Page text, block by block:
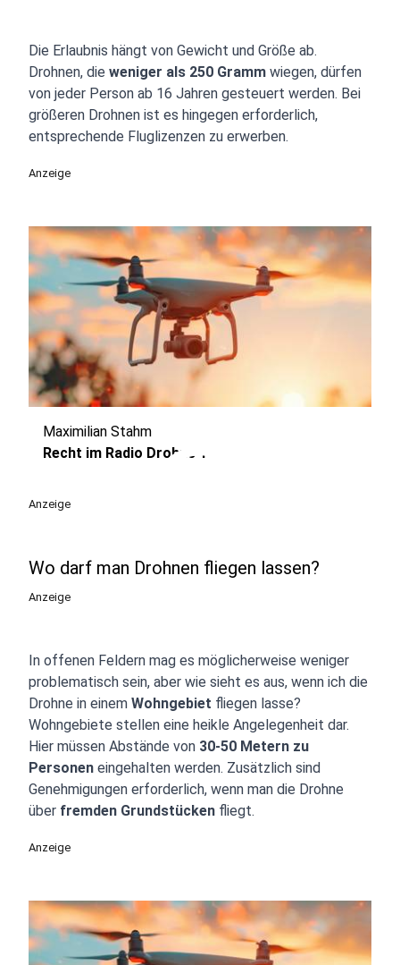
Die Erlaubnis hängt von Gewicht und Größe ab.
Drohnen, die weniger als 250 Gramm wiegen, dürfen
von jeder Person ab 16 Jahren gesteuert werden. Bei
größeren Drohnen ist es hingegen erforderlich,
entsprechende Fluglizenzen zu erwerben.
Anzeige
play_circle
Maximilian Stahm
Recht im Radio Drohne 1
Anzeige
Wo darf man Drohnen fliegen lassen?
Anzeige
In offenen Feldern mag es möglicherweise weniger
problematisch sein, aber wie sieht es aus, wenn ich die
Drohne in einem Wohngebiet fliegen lasse?
Wohngebiete stellen eine heikle Angelegenheit dar.
Hier müssen Abstände von 30-50 Metern zu
Personen eingehalten werden. Zusätzlich sind
Genehmigungen erforderlich, wenn man die Drohne
über fremden Grundstücken fliegt.
Anzeige